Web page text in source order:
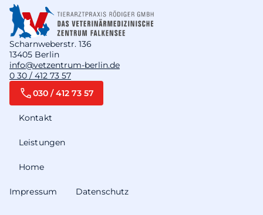
Scharnweberstr. 136
13405 Berlin
info@vetzentrum-berlin.de
0 30 / 412 73 57
Home
Leistungen
Kontakt
030 / 412 73 57
Impressum Datenschutz